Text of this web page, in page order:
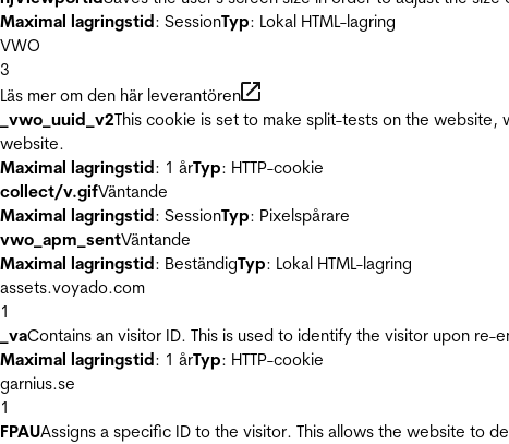
Maximal lagringstid: SessionTyp: Lokal HTML-lagring
VWO
3
Läs mer om den här leverantören
_vwo_uuid_v2This cookie is set to make split-tests on the
website.
Maximal lagringstid: 1 årTyp: HTTP-cookie
collect/v.gifVäntande
Maximal lagringstid: SessionTyp: Pixelspårare
vwo_apm_sentVäntande
Maximal lagringstid: BeständigTyp: Lokal HTML-lagring
assets.voyado.com
1
_vaContains an visitor ID. This is used to identify the visitor upon re-
Maximal lagringstid: 1 årTyp: HTTP-cookie
garnius.se
1
FPAUAssigns a specific ID to the visitor. This allows the website to